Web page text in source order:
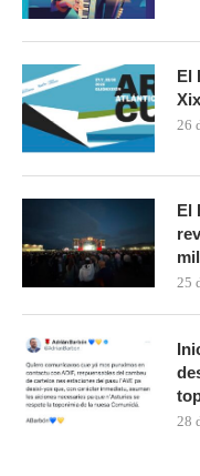
El
26
El
25
28